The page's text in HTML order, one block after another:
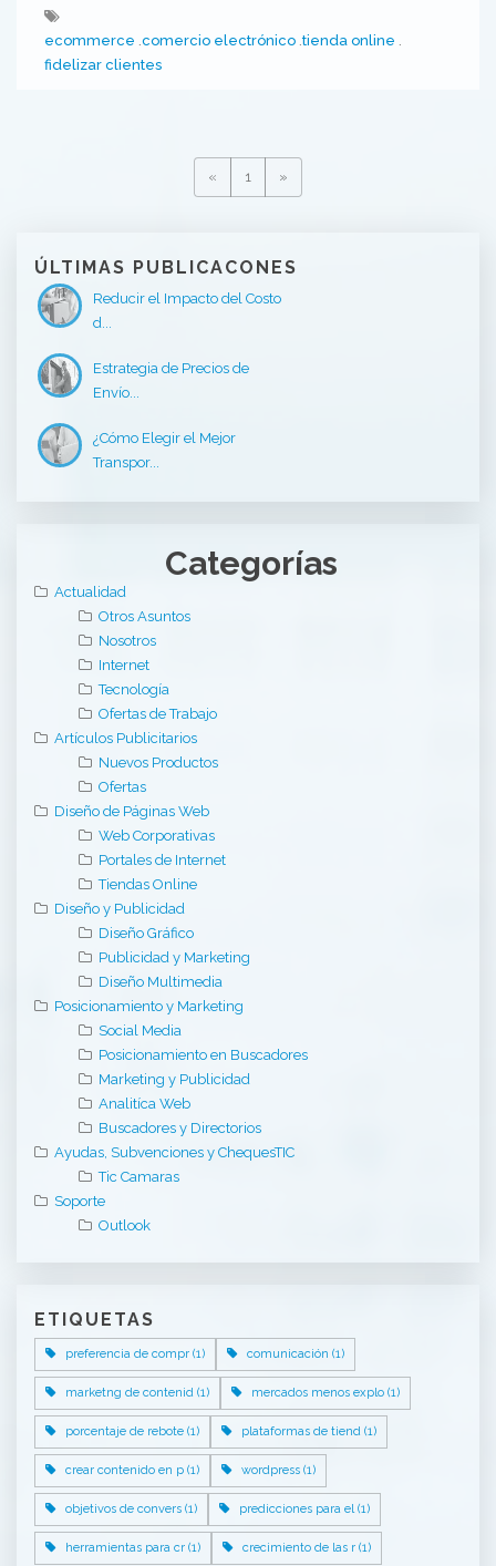
ecommerce comercio electrónico tienda online
fidelizar clientes
« 1 »
ÚLTIMAS PUBLICACONES
Reducir el Impacto del Costo
d...
Estrategia de Precios de
Envío...
¿Cómo Elegir el Mejor
Transpor...
Categorías
Actualidad
Otros Asuntos
Nosotros
Internet
Tecnología
Ofertas de Trabajo
Artículos Publicitarios
Nuevos Productos
Ofertas
Diseño de Páginas Web
Web Corporativas
Portales de Internet
Tiendas Online
Diseño y Publicidad
Diseño Gráfico
Publicidad y Marketing
Diseño Multimedia
Posicionamiento y Marketing
Social Media
Posicionamiento en Buscadores
Marketing y Publicidad
Analitíca Web
Buscadores y Directorios
Ayudas, Subvenciones y ChequesTIC
Tic Camaras
Soporte
Outlook
ETIQUETAS
preferencia de compr (1) comunicación (1)
marketng de contenid (1) mercados menos explo (1)
porcentaje de rebote (1) plataformas de tiend (1)
crear contenido en p (1) wordpress (1)
objetivos de convers (1) predicciones para el (1)
herramientas para cr (1) crecimiento de las r (1)